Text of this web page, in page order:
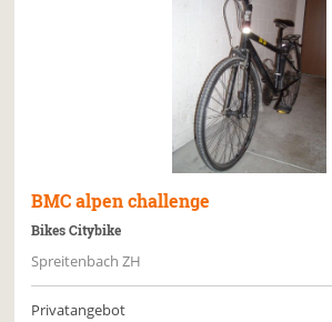
BMC alpen challenge
Bikes Citybike
Spreitenbach ZH
Privatangebot